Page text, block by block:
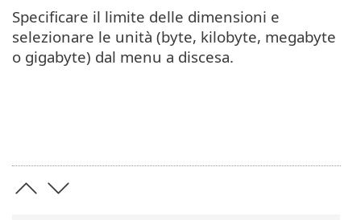
Specificare il limite delle dimensioni e
selezionare le unità (byte, kilobyte, megabyte
o gigabyte) dal menu a discesa.